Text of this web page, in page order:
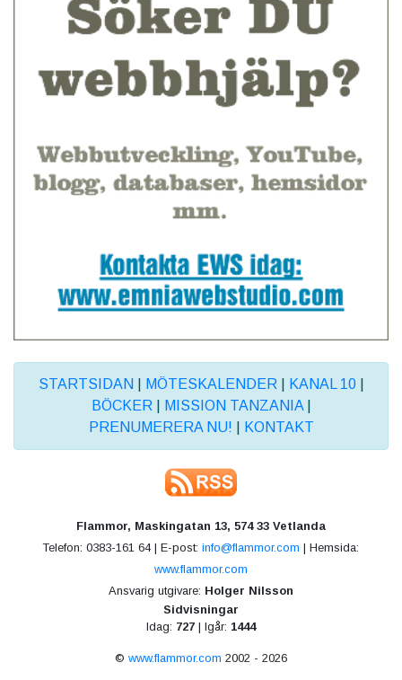
STARTSIDAN MÖTESKALENDER KANAL 10|
BÖCKER
MISSION TANZANIA|
PRENUMERERA NU!
KONTAKT
Flammor, Maskingatan 13, 574 33 Vetlanda
Telefon: 0383-161 64 | E-post: info@flammor.com | Hemsida:
www.flammor.com
Ansvarig utgivare: Holger Nilsson
Sidvisningar
Idag: 727 | Igår: 1444
© www.flammor.com 2002 - 2026